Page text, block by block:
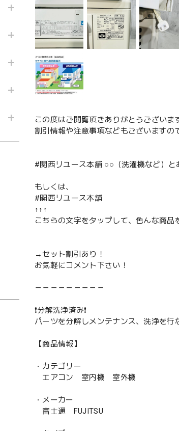
この度はご閲覧頂きありがとうございま
割引情報や注意事項などもございます
#関西リユース本舗 ○○（洗濯機など）と
もしくは、
#関西リユース本舗
↑↑↑
こちらの文字をタップして、色んな商品
→セット割引あり！
お気軽にコメント下さい！
－－－－－－－－－
❗️分解洗浄済み❗️
パーツを分解しメンテナンス、洗浄を行
【商品情報】
・カテゴリー
エアコン 室内機 室外機
・メーカー
富士通 FUJITSU